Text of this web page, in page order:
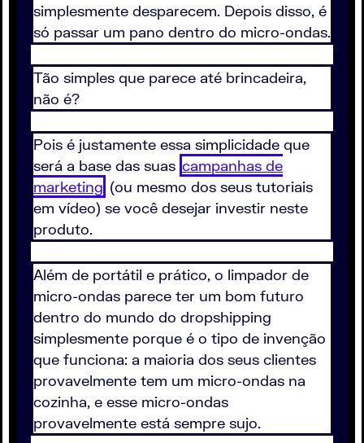
simplesmente desparecem. Depois disso, é
só passar um pano dentro do micro-ondas.
Tão simples que parece até brincadeira,
não é?
Pois é justamente essa simplicidade que
será a base das suas campanhas de
marketing (ou mesmo dos seus tutoriais
em vídeo) se você desejar investir neste
produto.
Além de portátil e prático, o limpador de
micro-ondas parece ter um bom futuro
dentro do mundo do dropshipping
simplesmente porque é o tipo de invenção
que funciona: a maioria dos seus clientes
provavelmente tem um micro-ondas na
cozinha, e esse micro-ondas
provavelmente está sempre sujo.